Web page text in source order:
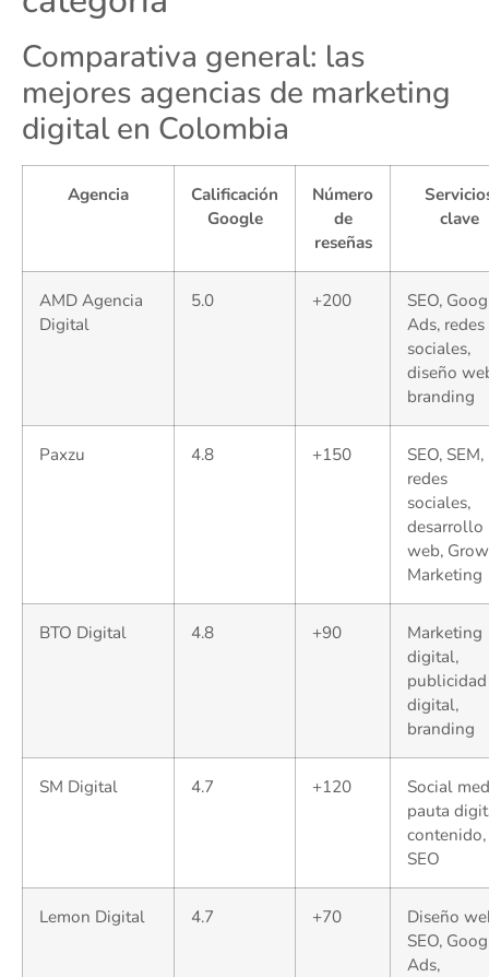
Comparativa general: las
mejores agencias de marketing
digital en Colombia
Agencia
Calificación
Google
Número
de
reseñas
clave
AMD Agencia
Digital
5.0 +200
SEO,
Ads, redes
sociales,
diseño
branding
Paxzu 4.8 +150
SEO, SEM,
redes
sociales,
desarrollo
web,
Marketing
BTO Digital 4.8 +90
Marketing
digital,
publicidad
digital,
branding
SM Digital 4.7 +120
Social
pauta
contenido,
SEO
Lemon Digital 4.7 +70
Diseño
SEO,
Ads,